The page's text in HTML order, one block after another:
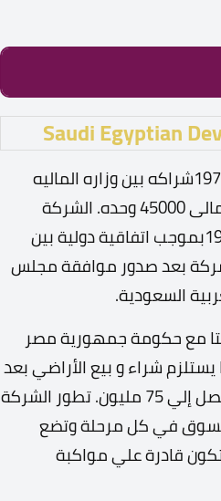
Saudi Egyptian
الشركة المصرية السعودية للتعمير ( سيكون ) شركه تاسست منذ سنه 1975شراكه بين وزاره الماليه
السعوديه ووزاره الاسكان بمصر ، نفذت اكثر من خمسين مشروع بعدد اجمالى 45000 وحده. الشركة
السعودية المصرية للتعمير هي شركة مساهمة مصرية تأسست عام 1975بموجب اتفاقية دولية بين
بعد صدور موافقة مجلس
مع حكومة جمهورية مصر
شراء و بيع الأراضي بعد
الخطط التي يعتمدها مجلس الإدارة. تم زيادة رأس المال في عام 2007 ليصل إلي 75 مليون. تطور الشركة
في كل مرحلة وتضع
قادرة علي مواكبة